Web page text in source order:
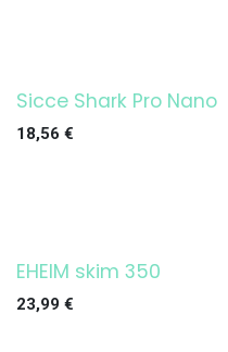
¡OFERTA!
Sicce Shark Pro Nano
18,56 €
¡OFERTA!
EHEIM skim 350
23,99 €